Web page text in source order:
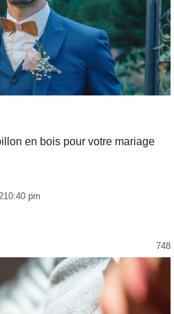
en bois pour votre mariage
10:40 pm
748